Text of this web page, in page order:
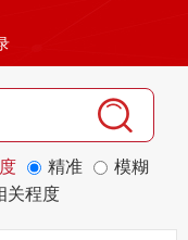
精准
模糊
关程度